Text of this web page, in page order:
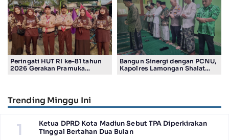
Peringati HUT RI ke-81 tahun
2026 Gerakan Pramuka
Bangun Sinergi dengan PCNU,
Kapolres Lamongan Shalat
Trending Minggu Ini
1
Ketua DPRD Kota Madiun Sebut TPA Diperkirakan
Tinggal Bertahan Dua Bulan